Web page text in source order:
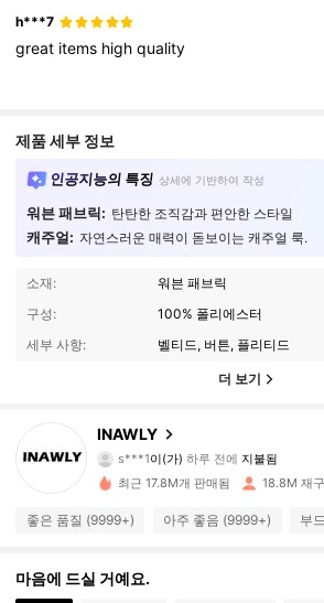
h***7
great items highquality
제품 세부 정보
인공지능의 특징 상세에 기반하여 작성
워븐 패브릭: 탄탄한 조직감과 편안한 스타일
캐주얼: 자연스러운 매력이 돋보이는 캐주얼 룩.
소재:
워븐 패브릭
구성:
100% 폴리에스터
세부 사항:
벨티드, 버튼, 플리티드
더 보기
INAWLY
4.87
1.1M 팔로워
s***1이(가)하루 전에 지불됨
4.87
최근 17.8M개 판매됨 18.8M 재
좋은 품질 (9999+) 아주 좋음 (9999+) 부
마음에 드실 거예요.